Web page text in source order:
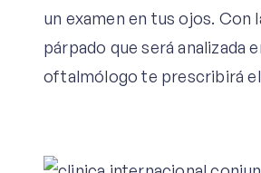
un examen en tus ojos. Con
párpado que será analizada
oftalmólogo te prescribirá